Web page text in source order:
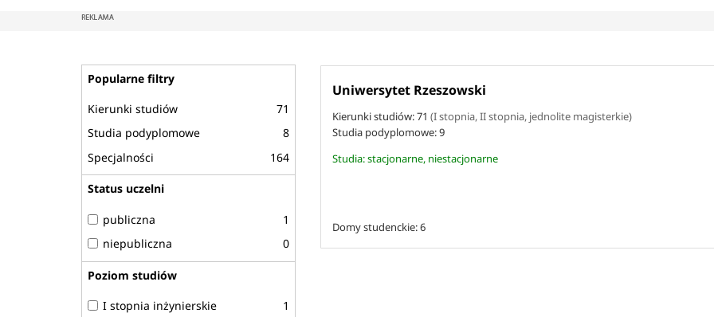
Popularne filtry
Kierunki studiów
71
Studia podyplomowe
8
Specjalności
164
Status uczelni
publiczna
1
niepubliczna
0
Poziom studiów
I stopnia inżynierskie
1
Uniwersytet Rzeszowski
Kierunki studiów: 71 (I stopnia, II stopnia, jednolite magisterkie)
Studia podyplomowe:9
Studia: stacjonarne, niestacjonarne
Domy studenckie: 6